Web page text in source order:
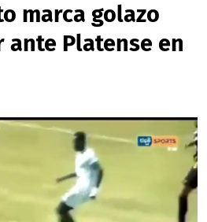
marca golazo
ante Platense en